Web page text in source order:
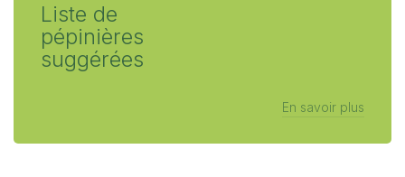
Liste de
pépinières
suggérées
En savoir plus